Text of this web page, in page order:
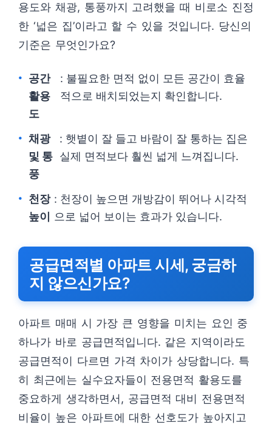
용도와 채광, 통풍까지 고려했을 때 비로소 진정
한 ‘넓은 집’이라고 할 수 있을 것입니다. 당신의
기준은 무엇인가요?
공간
활용
도
: 불필요한 면적 없이 모든 공간이 효율
적으로 배치되었는지 확인합니다.
채광
및 통
풍
: 햇볕이 잘 들고 바람이 잘 통하는 집은
실제 면적보다 훨씬 넓게 느껴집니다.
천장
높이
: 천장이 높으면 개방감이 뛰어나 시각적
으로 넓어 보이는 효과가 있습니다.
공급면적별 아파트 시세, 궁금하
지 않으신가요?
아파트 매매 시 가장 큰 영향을 미치는 요인 중
하나가 바로 공급면적입니다. 같은 지역이라도
공급면적이 다르면 가격 차이가 상당합니다. 특
히 최근에는 실수요자들이 전용면적 활용도를
중요하게 생각하면서, 공급면적 대비 전용면적
비율이 높은 아파트에 대한 선호도가 높아지고